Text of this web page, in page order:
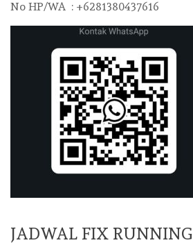
No HP/WA : +6281380437616
JADWAL FIX RUNNING